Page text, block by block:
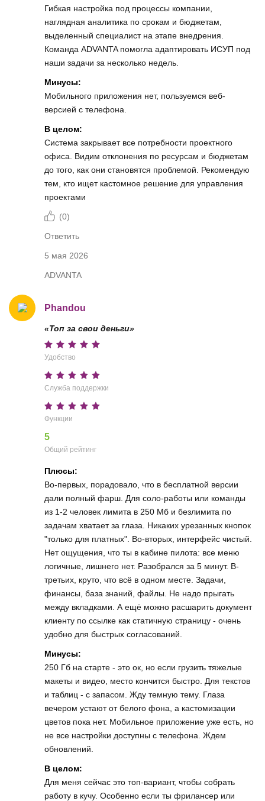
Гибкая настройка под процессы компании,
наглядная аналитика по срокам и бюджетам,
выделенный специалист на этапе внедрения.
Команда ADVANTA помогла адаптировать ИСУП под
наши задачи за несколько недель.
Минусы:
Мобильного приложения нет, пользуемся веб-
версией с телефона.
В целом:
Система закрывает все потребности проектного
офиса. Видим отклонения по ресурсам и бюджетам
до того, как они становятся проблемой. Рекомендую
тем, кто ищет кастомное решение для управления
проектами
(0)
Ответить
5 мая 2026
ADVANTA
Phandou
«Топ за свои деньги»
Удобство
Служба поддержки
Функции
5
Общий рейтинг
Плюсы:
Во-первых, порадовало, что в бесплатной версии
дали полный фарш. Для соло-работы или команды
из 1-2 человек лимита в 250 Мб и безлимита по
задачам хватает за глаза. Никаких урезанных кнопок
"только для платных". Во-вторых, интерфейс чистый.
Нет ощущения, что ты в кабине пилота: все меню
логичные, лишнего нет. Разобрался за 5 минут. В-
третьих, круто, что всё в одном месте. Задачи,
финансы, база знаний, файлы. Не надо прыгать
между вкладками. А ещё можно расшарить документ
клиенту по ссылке как статичную страницу - очень
удобно для быстрых согласований.
Минусы:
250 Гб на старте - это ок, но если грузить тяжелые
макеты и видео, место кончится быстро. Для текстов
и таблиц - с запасом. Жду темную тему. Глаза
вечером устают от белого фона, а кастомизации
цветов пока нет. Мобильное приложение уже есть, но
не все настройки доступны с телефона. Ждем
обновлений.
В целом:
Для меня сейчас это топ-вариант, чтобы собрать
работу в кучу. Особенно если ты фрилансер или